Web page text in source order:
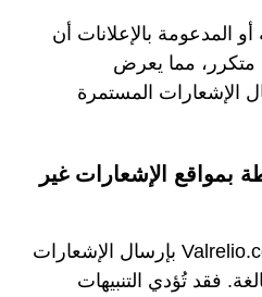
المدعومة بالإعلانات أن
مما يعرض
الإشعارات المستمرة
بمواقع الإشعارات غير
قد يُثير السماح لموقع Valrelio.co.in بإرسال الإشعارات
فقد تُؤدي التنبيهات